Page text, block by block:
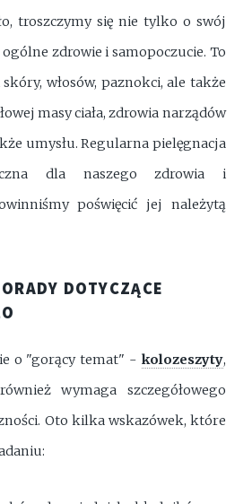
troszczymy się nie tylko o swój
zdrowie i samopoczucie. To
włosów, paznokci, ale także
masy ciała, zdrowia narządów
umysłu. Regularna pielęgnacja
dla naszego zdrowia i
poświęcić jej należytą
DOTYCZĄCE
o "gorący temat" - kolozeszyty,
wymaga szczegółowego
Oto kilka wskazówek, które